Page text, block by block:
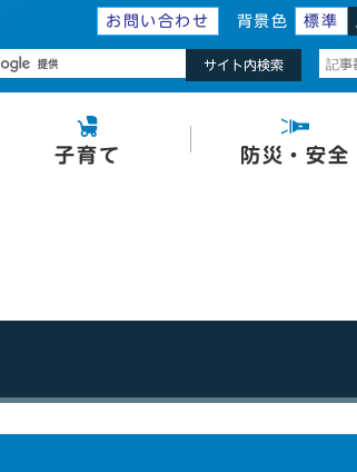
お問い合わせ 背景色 標準
サイト内検索
子育て 防災・安全